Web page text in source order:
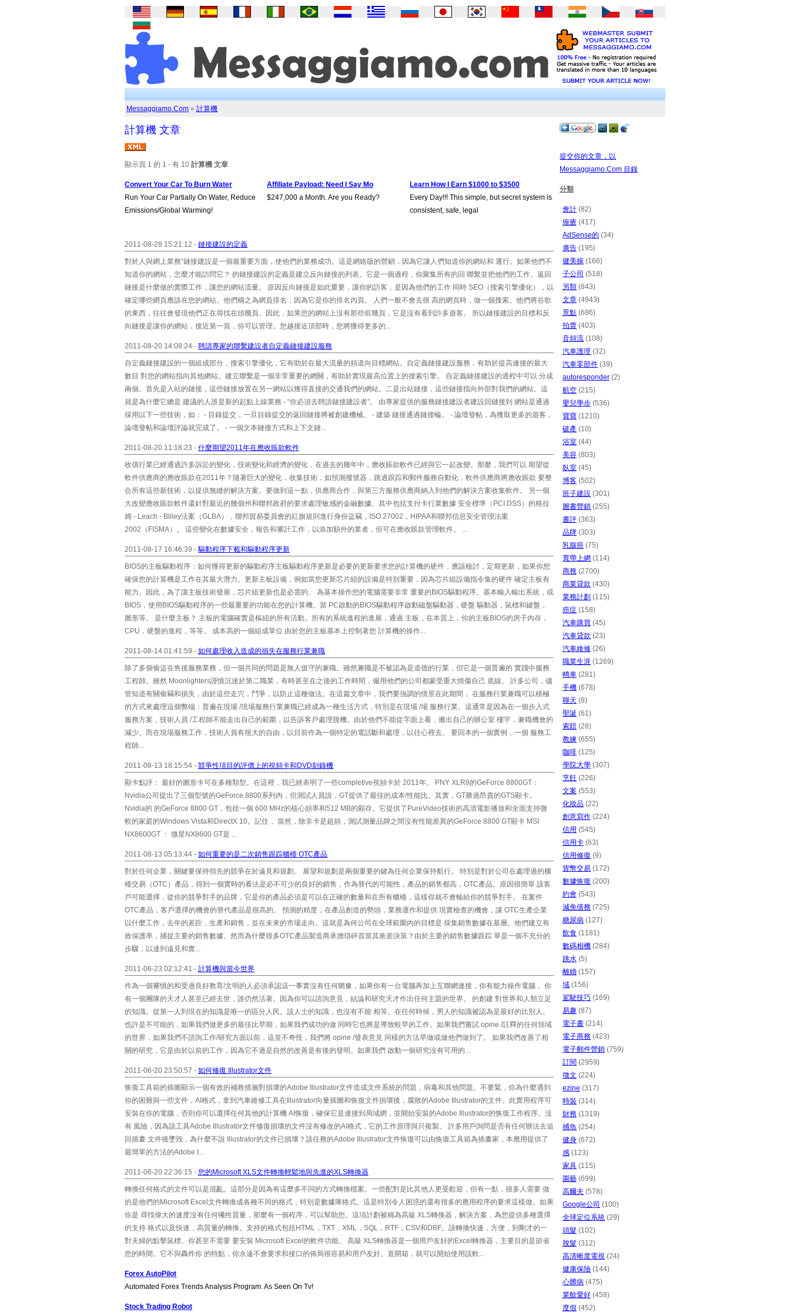
Messaggiamo.Com » 計算機
計算機 文章
顯示頁 1 的 1 - 有 10 計算機 文章
Convert Your Car To Burn Water
Run Your Car Partially On Water, Reduce
Emissions/Global Warming!
Affiliate Payload: Need I Say Mo
$247,000 a Month. Are you Ready?
Learn How I Earn $1000 to $3500
Every Day!!! This simple, but secret system is
consistent, safe, legal
2011-08-28 15:21:12 - 鏈接建設的定義
對於人與網上業務“鏈接建設是一個最重要方面，使他們的業務成功。這是網絡版的營銷，因為它讓人們知道你的網站和 運行。如果他們不
知道你的網站，怎麼才能訪問它？ 的鏈接建設的定義是建立反向鏈接的列表。它是一個過程，你聚集所有的回 聯繫並把他們的工作。返回
鏈接是什麼做的實際工作，讓您的網站流量。 原因反向鏈接是如此重要，讓你的訪客，是因為他們的工作 同時 SEO（搜索引擎優化），以
確定哪些網頁應該在您的網站。他們稱之為網頁排名，因為它是你的排名內頁。 人們一般不會去很 高的網頁時，做一個搜索。他們將谷歌
的東西，往往會發現他們正在尋找在頭幾頁。因此，如果您的網站上沒有那些前幾頁，它是沒有看到許多遊客。 所以鏈接建設的目標和反
向鏈接是讓你的網站，接近第一頁，你可以管理。您越接近頂部時，您將獲得更多的...
2011-08-20 14:08:24 - 聘請專家的聯繫建設者自定義鏈接建設服務
自定義鏈接建設的一個組成部分，搜索引擎優化，它有助於在最大流量的頻道向目標網站。自定義鏈接建設服務，有助於提高連接的最大
數目 對您的網站指向其他網站。建立聯繫是一個非常重要的網關，有助於實現最高位置上的搜索引擎。 自定義鏈接建設的過程中可以 分成
兩個。首先是入站的鏈接，這些鏈接放置在另一網站以獲得直接的交通我們的網站。二是出站鏈接，這些鏈接指向外部對我們的網站。這
就是為什麼它總是 建議的人誰是新的起點上線業務 - “你必須去聘請鏈接建設者”。 由專家提供的服務鏈接建設者建設回鏈接到 網站是通過
採用以下一些技術，如： - 目錄提交，一旦目錄提交的返回鏈接將被創建機械。 - 建築 鏈接通過鏈接輪。 - 論壇發帖，為獲取更多的遊客，
論壇發帖和論壇評論就完成了。 - 一個文本鏈接方式和上下文鏈...
2011-08-20 11:18:23 - 什麼期望2011年在應收賬款軟件
收債行業已經通過許多訴訟的變化，技術變化和經濟的變化，在過去的幾年中，應收賬款軟件已經與它一起改變。那麼，我們可以 期望從
軟件供應商的應收賬款在2011年？隨著巨大的變化，收集技術，如預測撥號器，跳過跟踪和郵件服務自動化，軟件供應商將應收賬款 要整
合所有這些新技術，以提供無縫的解決方案。要做到這一點，供應商合作，與第三方服務供應商納入到他們的解決方案收集軟件。 另一個
大改變應收賬款軟件還針對最近的幾個州和聯邦政府的要求處理敏感的金融數據。其中包括支付卡行業數據 安全標準（PCI DSS）的格拉
姆 - Leach - Bliley法案（GLBA），聯邦貿易委員會的紅旗規則進行身份盜竊，ISO 27002，HIPAA和聯邦信息安全管理法案
2002（FISMA）。 這些變化在數據安全，報告和審計工作，以添加額外的業者，但可在應收賬款管理軟件。 ...
2011-08-17 16:46:39 -驅動程序下載和驅動程序更新
BIOS的主板驅動程序：如何獲得更新的驅動程序主板驅動程序更新是必要的更新要求您的計算機的硬件，應該檢討，定期更新，如果你想
確保您的計算機是工作在其最大潛力。更新主板設備，例如當您更新芯片組的設備是特別重要，因為芯片組設備指令集的硬件 確定主板有
能力。因此，為了讓主板技術發展，芯片組更新也是必需的。 為基本操作您的電腦需要非常 重要的BIOS驅動程序。基本輸入輸出系統，或
BIOS，使用BIOS驅動程序的一些最重要的功能在您的計算機。當 PC啟動的BIOS驅動程序啟動磁盤驅動器，硬盤 驅動器，鼠標和鍵盤，
圖形等。 是什麼主板？ 主板的電腦確實是樞紐的所有活動。所有的系統進程的進展，通過 主板，在本質上，你的主板BIOS的房子內存，
CPU，硬盤的進程，等等。 成本高的一個組成單位 由於您的主板基本上控制著您 計算機的操作...
2011-08-14 01:41:59 - 如何處理收入造成的損失在服務行業兼職
除了多個偷盜在售後服務業務，但一個共同的問題是無人值守的兼職。雖然兼職是不被認為是道德的行業，但它是一個普遍的 實踐中服務
工程師。雖然 Moonlighters謹慎沉迷於第二職業，有時甚至在之後的工作時間，僱用他們的公司都蒙受重大燒傷自己 底線。 許多公司，儘
管知道有關偷竊和損失，由於這些走穴，鬥爭，以防止這種做法。在這篇文章中，我們要強調的情景在此期間， 在服務行業兼職可以積極
的方式來處理這個弊端：普遍在現場 /現場服務行業兼職已經成為一種生活方式，特別是在現場 /場 服務行業。這通常是因為在一個步入式
服務方案，技術人員 /工程師不能走出自己的範圍，以告訴客戶處理脫機。由於他們不能從字面上看，搬出自己的辦公室 樓宇，兼職機會的
減少。而在現場服務工作，技術人員有很大的自由，以目前作為一個特定的電話斷和處理，以往心裡去。 要回本的一個實例，一個 服務工
程師...
2011-08-13 18:15:54 - 競爭性項目的評價上的視頻卡和DVD刻錄機
顯卡點評： 最好的圖形卡可在多種類型。在這裡，我已經表明了一些completive視頻卡於 2011年。 PNY XLR8的GeForce 8800GT：
Nvidia公司提出了三個型號的GeForce 8800系列內，但測試人員說，GT提供了最佳的成本/性能比。其實，GT勝過昂貴的GTS顯卡。
Nvidia的 的GeForce 8800 GT，包括一個 600 MHz的核心頻率和512 MB的顯存。它提供了PureVideo技術的高清電影播放和全面支持微
軟的家庭的Windows Vista和DirectX 10。記住， 當然，除非卡是超頻，測試測量品牌之間沒有性能差異的GeForce 8800 GT顯卡 MSI
NX8600GT ： 微星NX8600 GT是 ...
2011-08-13 05:13:44 - 如何重要的是二次銷售跟踪櫃檯 OTC產品
對於任何企業，關鍵要保持領先的競爭在於遠見和規劃。 展望和規劃是兩個重要的鍵為任何企業保持航行。 特別是對於公司在處理過的櫃
檯交易（OTC）產品，得到一個實時的看法是必不可少的良好的銷售，作為替代的可能性，產品的銷售都高，OTC產品。原因很簡單 該客
戶可能選擇，從你的競爭對手的品牌，它是你的產品必須是可以在正確的數量和在所有櫃檯，這樣你就不會輸給你的競爭對手。 在案件
OTC產品，客戶選擇的機會的替代產品是很高的。 預測的精度，在產品創造的勢頭，業務運作和提供 現實檢查的機會，讓 OTC生產企業
以什麼工作，去年的差距，生產和銷售，並在未來的市場走向。這就是為何公司在全球範圍內的目標是 採集銷售數據在基層。他們建立有
效保護率，捕捉主要的銷售數據。然而為什麼很多OTC產品製造商承擔瑣碎首當其衝差決策？由於主要的銷售數據跟踪 單是一個不充分的
步驟，以達到遠見和實...
2011-06-23 02:12:41 - 計算機與當今世界
作為一個審慎的和受過良好教育/文明的人必須承認這一事實沒有任何猶豫，如果你有一台電腦再加上互聯網連接，你有能力操作電腦， 你
有一個團隊的天才人甚至已經去世，誰仍然活著。因為你可以諮詢意見，結論和研究天才作出任何主題的世界。 的創建 對世界和人類立足
的知識。從第一人到現在的知識是唯一的區分人民。該人士的知識，也沒有不能 相等。在任何時候，男人的知識被認為是最好的比別人。
也許是不可能的，如果我們做更多的最佳比早期，如果我們成功的做 同時它也將是導致較早的工作。如果我們嘗試 opine /註釋的任何領域
的世界，如果我們不諮詢工作/研究方面以前，這並不奇怪，我們將 opine /發表意見 同樣的方法早做或做他們做到了。 如果我們改善了相
關的研究，它是由於以前的工作，因為它不過是自然的改善是有後的發明。如果我們 啟動一個研究沒有可用的...
2011-06-20 23:50:57 - 如何修復 Illustrator文件
恢復工具箱的插圖顯示一個有效的補救措施對損壞的Adobe Illustrator文件造成文件系統的問題，病毒和其他問題。不要緊，你為什麼遇到
你的困難與一些文件，AI格式，拿到汽車維修工具在Illustrator向量插圖和恢復文件損壞後，腐敗的Adobe Illustrator的文件。此實用程序可
安裝在你的電腦，否則你可以選擇任何其他的計算機 AI恢復，確保它是連接到局域網，並開始安裝的Adobe Illustrator的恢復工作程序。沒
有 風險，因為該工具Adobe Illustrator文件修復損壞的文件沒有修改的AI格式，它的工作原理與只複製。 許多用戶詢問是否有任何辦法去追
回插畫 文件後墜毀，為什麼不說 Illustrator的文件已損壞？該任務的Adobe Illustrator文件恢復可以由恢復工具箱為插畫家，本應用提供了
最簡單的方法的Adobe I...
2011-06-20 22:36:15 - 您的Microsoft XLS文件轉換輕鬆地與先進的XLS轉換器
轉換任何格式的文件可以是混亂。這部分是因為有這麼多不同的方式轉換檔案。一些配對是比其他人更受歡迎，但有一點，很多人需要 做
的是他們的Microsoft Excel文件轉換成各種不同的格式，特別是數據庫格式。這是特別令人困惑的還有很多的應用程序的要求這樣做。如果
你是 尋找偉大的速度沒有任何犧牲質量，那麼有一個程序，可以幫助您。這項計劃被稱為高級 XLS轉換器，解決方案，為您提供多種選擇
的支持 格式以及快速，高質量的轉換。支持的格式包括HTML，TXT，XML，SQL，RTF，CSV和DBF。該轉換快速，方便，到剛才的一
對夫婦的點擊鼠標。你甚至不需要 要安裝 Microsoft Excel的軟件功能。 高級 XLS轉換器是一個用戶友好的Excel轉換器，主要目的是節省
您的時間。它不與轟炸你 的特點，你永遠不會要求和接口的佈局很容易和用戶友好。直開箱，就可以開始使用該軟...
Forex AutoPilot
Automated Forex Trends Analysis Program. As Seen On Tv!
Stock Trading Robot
提交你的文章，以
Messaggiamo.Com 目錄
分類
會計 (82)
痤瘡 (417)
AdSense的 (34)
廣告 (195)
健美操 (166)
子公司 (518)
另類 (843)
文章 (4943)
景點 (686)
拍賣 (403)
音頻流 (108)
汽車護理 (32)
汽車零部件 (39)
autoresponder (2)
航空 (215)
嬰兒學步 (536)
寶寶 (1210)
破產 (10)
浴室 (44)
美容 (803)
臥室 (45)
博客 (502)
班子建設 (301)
圖書營銷 (255)
書評 (363)
品牌 (303)
乳腺癌 (75)
寬帶上網 (114)
商務 (2700)
商業貸款 (430)
業務計劃 (115)
癌症 (158)
汽車購買 (45)
汽車貸款 (23)
汽車維修 (26)
職業生涯 (1269)
轎車 (281)
手機 (678)
聊天 (8)
聖誕 (61)
索賠 (28)
教練 (655)
咖啡 (125)
學院大學 (307)
烹飪 (226)
文案 (553)
化妝品 (22)
創意寫作 (224)
信用 (545)
信用卡 (63)
信用修復 (9)
貨幣交易 (172)
數據恢復 (200)
約會 (543)
減免債務 (725)
糖尿病 (127)
飲食 (1181)
數碼相機 (284)
跳水 (5)
離婚 (157)
域 (156)
駕駛技巧 (169)
易趣 (87)
電子書 (214)
電子商務 (423)
電子郵件營銷 (759)
訂閱 (2959)
徵文 (224)
ezine (317)
時裝 (314)
財務 (1319)
捕魚 (254)
健身 (672)
感 (123)
家具 (115)
園藝 (699)
高爾夫 (578)
Google公司 (100)
全球定位系統 (29)
頭髮 (102)
脫髮 (312)
高清晰度電視 (24)
健康保險 (144)
心髒病 (475)
業餘愛好 (458)
度假 (452)